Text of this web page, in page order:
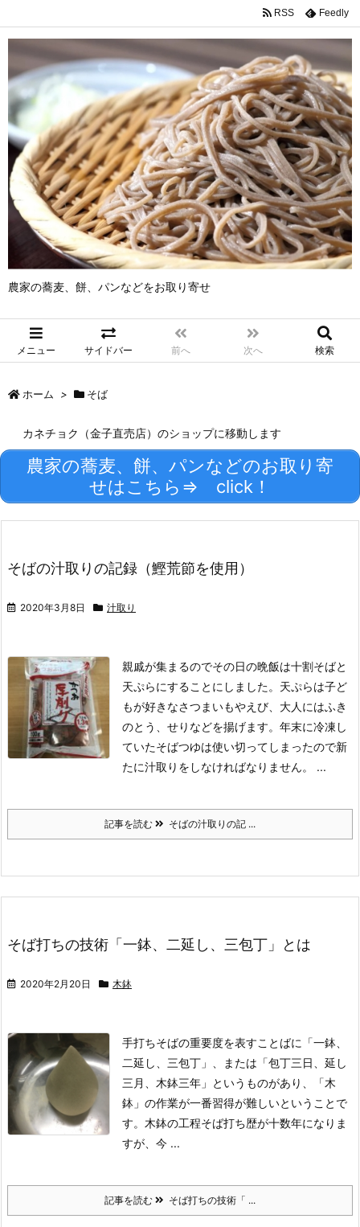
農家の蕎麦、餅、パンなどをお取り寄せ
メニュー サイドバー 前へ 次へ 検索
RSS Feedly
ホーム > そば
カネチョク（金子直売店）のショップに移動します
農家の蕎麦、餅、パンなどのお取り寄
せはこちら⇒ click！
そばの汁取りの記録（鰹荒節を使用）
2020年3月8日 汁取り
親戚が集まるのでその日の晩飯は十割そばと
天ぷらにすることにしました。天ぷらは子ど
もが好きなさつまいもやえび、大人にはふき
のとう、せりなどを揚げます。年末に冷凍し
ていたそばつゆは使い切ってしまったので新
たに汁取りをしなければなりません。 ...
記事を読む そばの汁取りの記 ...
そば打ちの技術「一鉢、二延し、三包丁」とは
2020年2月20日 木鉢
手打ちそばの重要度を表すことばに「一鉢、
二延し、三包丁」、または「包丁三日、延し
三月、木鉢三年」というものがあり、「木
鉢」の作業が一番習得が難しいということで
す。 木鉢の工程そば打ち歴が十数年になりま
すが、今 ...
記事を読む そば打ちの技術「 ...